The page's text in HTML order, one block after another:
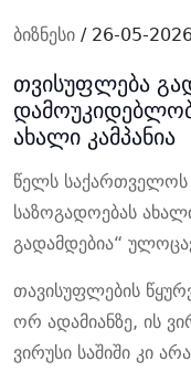
ბიზნესი / 26-05-
თვისუფლება
ახალი კამპანია
წელს
საზოგადოებას
გადამდებია“
თავისუფლების
ორ ადამიანზე, ის
ვირუსი საშიში კი